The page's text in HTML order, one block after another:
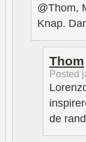
@Thom,
Knap.
Thom
Posted
de